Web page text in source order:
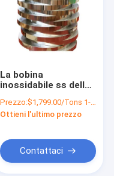
La bobina
inossidabile ss della
la bobina 310 301 201
430 420 410S 409L
Prezzo:$1,799.00/Tons 1-9 Tons
Ottieni l'ultimo prezzo
Contattaci